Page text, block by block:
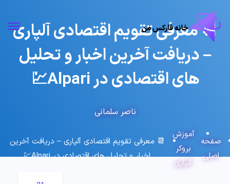
📆 معرفی تقویم اقتصادی آلپاری
– دریافت آخرین اخبار و تحلیل
های اقتصادی در Alpari💹
ناصر سلمانی
صفحه
اصلی
آموزش
بروکر
آلپاری
📆 معرفی تقویم اقتصادی آلپاری – دریافت آخرین
اخبار و تحلیل های اقتصادی در Alpari💹